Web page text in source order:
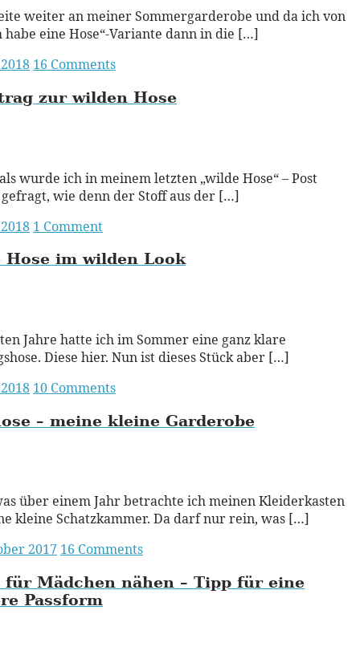
weiter an meiner Sommergarderobe und da ich von
habe eine Hose“-Variante dann in die […]
16 Comments
zur wilden Hose
wurde ich in meinem letzten „wilde Hose“ – Post
wie denn der Stoff aus der […]
1 Comment
Hose im wilden Look
Jahre hatte ich im Sommer eine ganz klare
Diese hier. Nun ist dieses Stück aber […]
10 Comments
– meine kleine Garderobe
über einem Jahr betrachte ich meinen Kleiderkasten
kleine Schatzkammer. Da darf nur rein, was […]
2017 16 Comments
für Mädchen nähen – Tipp für eine
Passform